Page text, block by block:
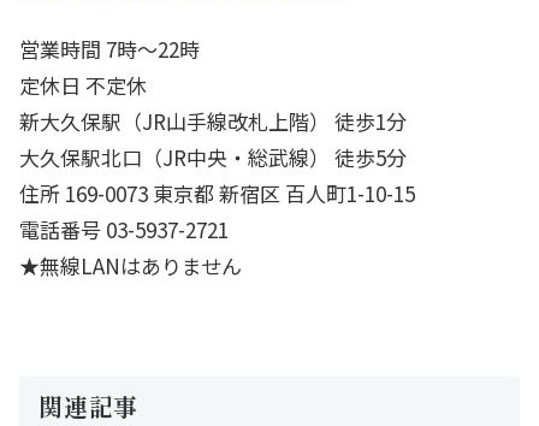
営業時間 7時～22時
定休日 不定休
新大久保駅（JR山手線改札上階） 徒歩1分
大久保駅北口（JR中央・総武線） 徒歩5分
住所 169-0073 東京都 新宿区 百人町1-10-15
電話番号 03-5937-2721
★無線LANはありません
関連記事